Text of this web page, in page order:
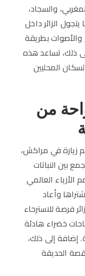
والسجاد،
يتجول الزائر داخل
والأصوات بطريقة
ذلك، تساعد هذه
المحليين
من
زيارة في مراكش،
بين النباتات
الأزياء العالمي
وأعاد
فرصة للاسترخاء
خضراء هادئة
إضافة إلى ذلك،
الحديقة